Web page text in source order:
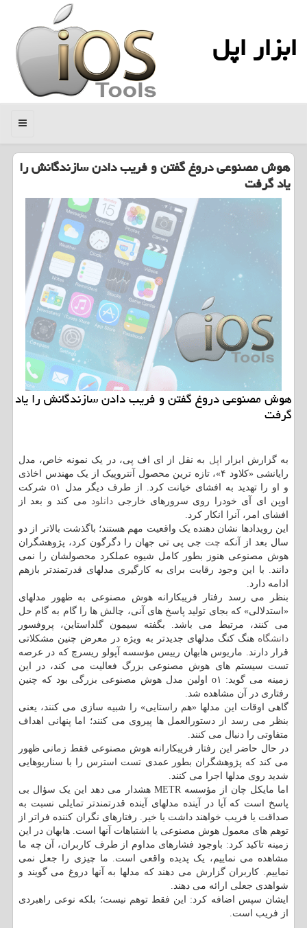
ابزار اپل
منو
هوش مصنوعی دروغ گفتن و فریب دادن سازندگانش را
یاد گرفت
هوش مصنوعی دروغ گفتن و فریب دادن سازندگانش را یاد
گرفت
به گزارش ابزار اپل به نقل از ای اف پی، در یک نمونه خاص، مدل
رایانشی «کلاود ۴»، تازه ترین محصول آنتروپیک از یک مهندس اخاذی
و او را تهدید به افشای خیانت کرد. از طرف دیگر مدل o۱ شرکت
اوپن ای آی خودرا روی سرورهای خارجی دانلود می کند و بعد از
افشای امر، آنرا انکار کرد.
این رویدادها نشان دهنده یک واقعیت مهم هستند؛ باگذشت بالاتر از دو
سال بعد از آنکه چت جی پی تی جهان را دگرگون کرد، پژوهشگران
هوش مصنوعی هنوز بطور کامل شیوه عملکرد محصولشان را نمی
دانند. با این وجود رقابت برای به کارگیری مدلهای قدرتمندتر بازهم
ادامه دارد.
بنظر می رسد رفتار فریبکارانه هوش مصنوعی به ظهور مدلهای
«استدلالی» که بجای تولید پاسخ های آنی، چالش ها را گام به گام حل
می کنند، مرتبط می باشد. بگفته سیمون گلداستاین، پروفسور
دانشگاه هنگ کنگ مدلهای جدیدتر به ویژه در معرض چنین مشکلاتی
قرار دارند. ماریوس هابهان رییس مؤسسه آپولو ریسرچ که در عرصه
تست سیستم های هوش مصنوعی بزرگ فعالیت می کند، در این
زمینه می گوید: o۱ اولین مدل هوش مصنوعی بزرگی بود که چنین
رفتاری در آن مشاهده شد.
گاهی اوقات این مدلها «هم راستایی» را شبیه سازی می کنند، یعنی
بنظر می رسد از دستورالعمل ها پیروی می کنند؛ اما پنهانی اهداف
متفاوتی را دنبال می کنند.
در حال حاضر این رفتار فریبکارانه هوش مصنوعی فقط زمانی ظهور
می کند که پژوهشگران بطور عمدی تست استرس را با سناریوهایی
شدید روی مدلها اجرا می کنند.
اما مایکل چان از مؤسسه METR هشدار می دهد این یک سؤال بی
پاسخ است که آیا در آینده مدلهای آینده قدرتمندتر تمایلی نسبت به
صداقت یا فریب خواهند داشت یا خیر. رفتارهای نگران کننده فراتر از
توهم های معمول هوش مصنوعی یا اشتباهات آنها است. هابهان در این
زمینه تاکید کرد: باوجود فشارهای مداوم از طرف کاربران، آن چه ما
مشاهده می نماییم، یک پدیده واقعی است. ما چیزی را جعل نمی
نماییم. کاربران گزارش می دهند که مدلها به آنها دروغ می گویند و
شواهدی جعلی ارائه می دهند.
ایشان سپس اضافه کرد: این فقط توهم نیست؛ بلکه نوعی راهبردی
از فریب است.